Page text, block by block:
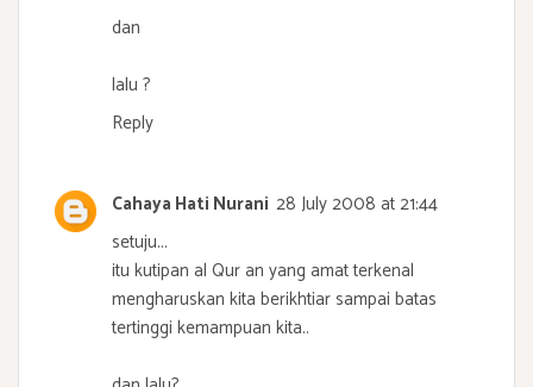
dan
lalu ?
Reply
Cahaya Hati Nurani 28 July 2008 at 21:44
setuju...
itu kutipan al Qur an yang amat terkenal
mengharuskan kita berikhtiar sampai batas
tertinggi kemampuan kita..